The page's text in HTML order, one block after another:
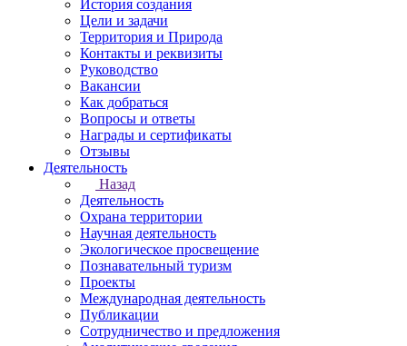
История создания
Цели и задачи
Территория и Природа
Контакты и реквизиты
Руководство
Вакансии
Как добраться
Вопросы и ответы
Награды и сертификаты
Отзывы
Деятельность
Назад
Деятельность
Охрана территории
Научная деятельность
Экологическое просвещение
Познавательный туризм
Проекты
Международная деятельность
Публикации
Сотрудничество и предложения